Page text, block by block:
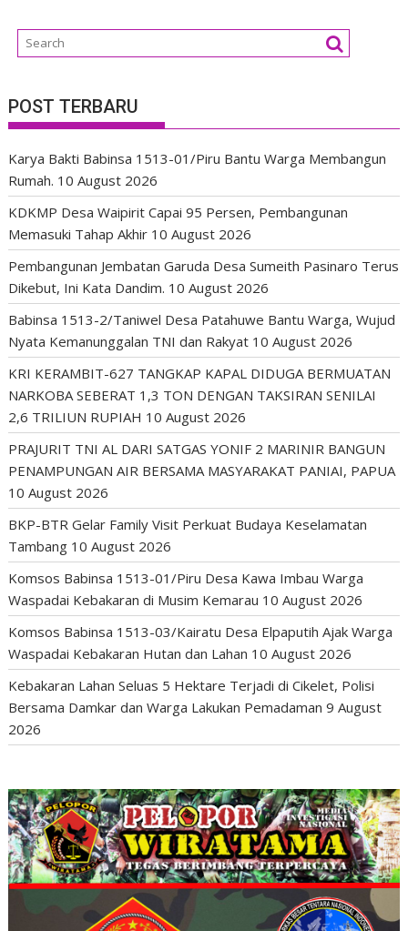
POST TERBARU
Karya Bakti Babinsa 1513-01/Piru Bantu Warga Membangun
Rumah. 10 August 2026
KDKMP Desa Waipirit Capai 95 Persen, Pembangunan
Memasuki Tahap Akhir 10 August 2026
Pembangunan Jembatan Garuda Desa Sumeith Pasinaro Terus
Dikebut, Ini Kata Dandim. 10 August 2026
Babinsa 1513-2/Taniwel Desa Patahuwe Bantu Warga, Wujud
Nyata Kemanunggalan TNI dan Rakyat 10 August 2026
KRI KERAMBIT-627 TANGKAP KAPAL DIDUGA BERMUATAN
NARKOBA SEBERAT 1,3 TON DENGAN TAKSIRAN SENILAI
2,6 TRILIUN RUPIAH 10 August 2026
PRAJURIT TNI AL DARI SATGAS YONIF 2 MARINIR BANGUN
PENAMPUNGAN AIR BERSAMA MASYARAKAT PANIAI, PAPUA
10 August 2026
BKP-BTR Gelar Family Visit Perkuat Budaya Keselamatan
Tambang 10 August 2026
Komsos Babinsa 1513-01/Piru Desa Kawa Imbau Warga
Waspadai Kebakaran di Musim Kemarau 10 August 2026
Komsos Babinsa 1513-03/Kairatu Desa Elpaputih Ajak Warga
Waspadai Kebakaran Hutan dan Lahan 10 August 2026
Kebakaran Lahan Seluas 5 Hektare Terjadi di Cikelet, Polisi
Bersama Damkar dan Warga Lakukan Pemadaman 9 August
2026